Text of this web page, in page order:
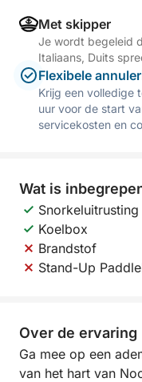
Met skipper
Je wordt begeleid
Italiaans, Duits
Flexibele
Krijg een volledige
uur voor de start
servicekosten en
Wat is
Snorkeluitrusting
Koelbox
Brandstof
Stand-Up
Over de ervaring
Ga mee op een
van het hart van